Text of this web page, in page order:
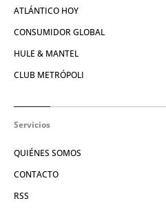
ATLÁNTICO HOY
CONSUMIDOR GLOBAL
HULE & MANTEL
CLUB METRÓPOLI
Servicios
QUIÉNES SOMOS
CONTACTO
RSS